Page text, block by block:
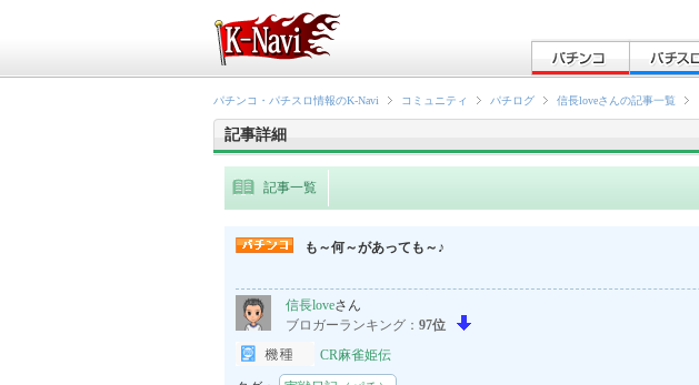
パチンコ・パチスロ情報のK-Navi コミュニティ パチログ 信長loveさんの記事一覧
記事詳細
記事一覧
も～何～があっても～♪
信長loveさん
ブロガーランキング： 97位
CR麻雀姫伝